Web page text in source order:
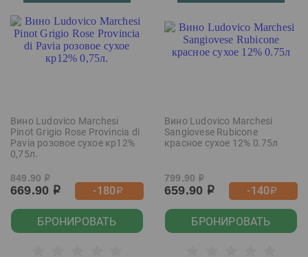
Вино Ludovico Marchesi
Pinot Grigio Rose Provincia di
Pavia розовое сухое кр12%
0,75л.
849.90 р
669.90 р -180р
БРОНИРОВАТЬ
Вино Ludovico Marchesi
Sangiovese Rubicone
красное сухое 12% 0.75л
799.90 р
659.90 р -140р
БРОНИРОВАТЬ